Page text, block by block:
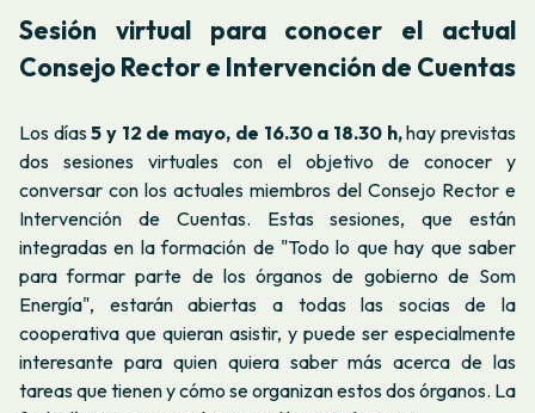
Sesión virtual para conocer el actual
Consejo Rector e Intervención de Cuentas
Los días5 y 12 de mayo, de 16.30 a 18.30 h,hay previstas
dos sesiones virtuales con el objetivo de conocer y
conversar con los actuales miembros del Consejo Rector e
Intervención de Cuentas. Estas sesiones, que están
integradas en la formación de "Todo lo que hay que saber
para formar parte de los órganos de gobierno de Som
Energía", estarán abiertas a todas las socias de la
cooperativa que quieran asistir, y puede ser especialmente
interesante para quien quiera saber más acerca de las
tareas que tienen y cómo se organizan estos dos órganos. La